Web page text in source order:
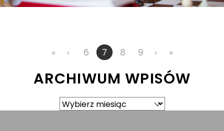
« ‹ 6 7 8 9 › »
ARCHIWUM WPISÓW
Archiwum